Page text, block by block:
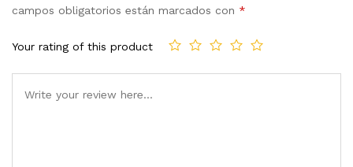
campos obligatorios están marcados con *
Your rating of this product